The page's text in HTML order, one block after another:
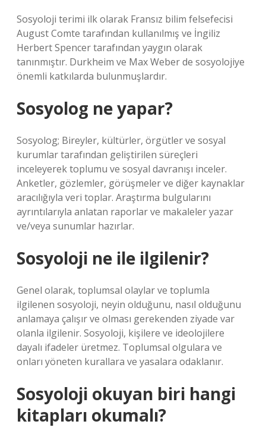
Sosyoloji terimi ilk olarak Fransız bilim felsefecisi
August Comte tarafından kullanılmış ve İngiliz
Herbert Spencer tarafından yaygın olarak
tanınmıştır. Durkheim ve Max Weber de sosyolojiye
önemli katkılarda bulunmuşlardır.
Sosyolog ne yapar?
Sosyolog; Bireyler, kültürler, örgütler ve sosyal
kurumlar tarafından geliştirilen süreçleri
inceleyerek toplumu ve sosyal davranışı inceler.
Anketler, gözlemler, görüşmeler ve diğer kaynaklar
aracılığıyla veri toplar. Araştırma bulgularını
ayrıntılarıyla anlatan raporlar ve makaleler yazar
ve/veya sunumlar hazırlar.
Sosyoloji ne ile ilgilenir?
Genel olarak, toplumsal olaylar ve toplumla
ilgilenen sosyoloji, neyin olduğunu, nasıl olduğunu
anlamaya çalışır ve olması gerekenden ziyade var
olanla ilgilenir. Sosyoloji, kişilere ve ideolojilere
dayalı ifadeler üretmez. Toplumsal olgulara ve
onları yöneten kurallara ve yasalara odaklanır.
Sosyoloji okuyan biri hangi
kitapları okumalı?